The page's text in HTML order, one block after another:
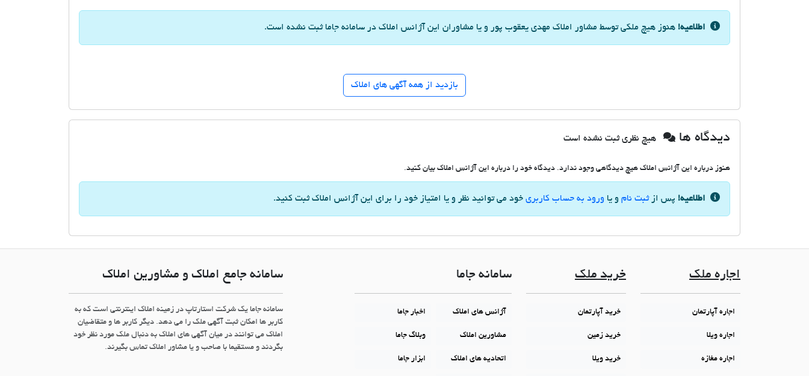
اطلاعیه! هنوز هیچ ملکی توسط مشاور املاک مهدی یعقوب پور و یا مشاوران این آژانس املاک در سامانه جاما ثبت نشده است.
بازدید از همه آگهی های املاک
دیدگاه ها هیچ نظری ثبت نشده است
هنوز درباره این آژانس املاک هیچ دیدگاهی وجود ندارد. دیدگاه خود را درباره این آژانس املاک بیان کنید.
اطلاعیه! پس ازثبت نام و یا ورود به حساب کاربری خود می توانید نظر و یا امتیاز خود را برای این آژانس املاک ثبت کنید.
اجاره ملک
اجاره آپارتمان
اجاره ویلا
اجاره مغازه
خرید ملک
خرید آپارتمان
خرید زمین
خرید ویلا
سامانه جاما
آژانس های املاک اخبار جاما
مشاورین املاک وبلاگ جاما
اتحادیه های املاک ابزار جاما
سامانه جامع املاک و مشاورین املاک
سامانه جاما یک شرکت استارتاپ در زمینه املاک اینترنتی است که به
کاربر ها امکان ثبت آگهی ملک را می دهد. دیگر کاربر ها و متقاضیان
املاک می توانند در میان آگهی های املاک به دنبال ملک مورد نظر خود
بگردند و مستقیما با صاحب و یا مشاور املاک تماس بگیرند.